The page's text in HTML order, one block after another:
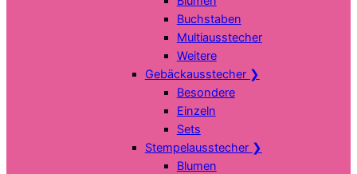
Buchstaben
Multiausstecher
Weitere
Gebäckausstecher ❯
Besondere
Einzeln
Sets
Stempelausstecher ❯
Blumen